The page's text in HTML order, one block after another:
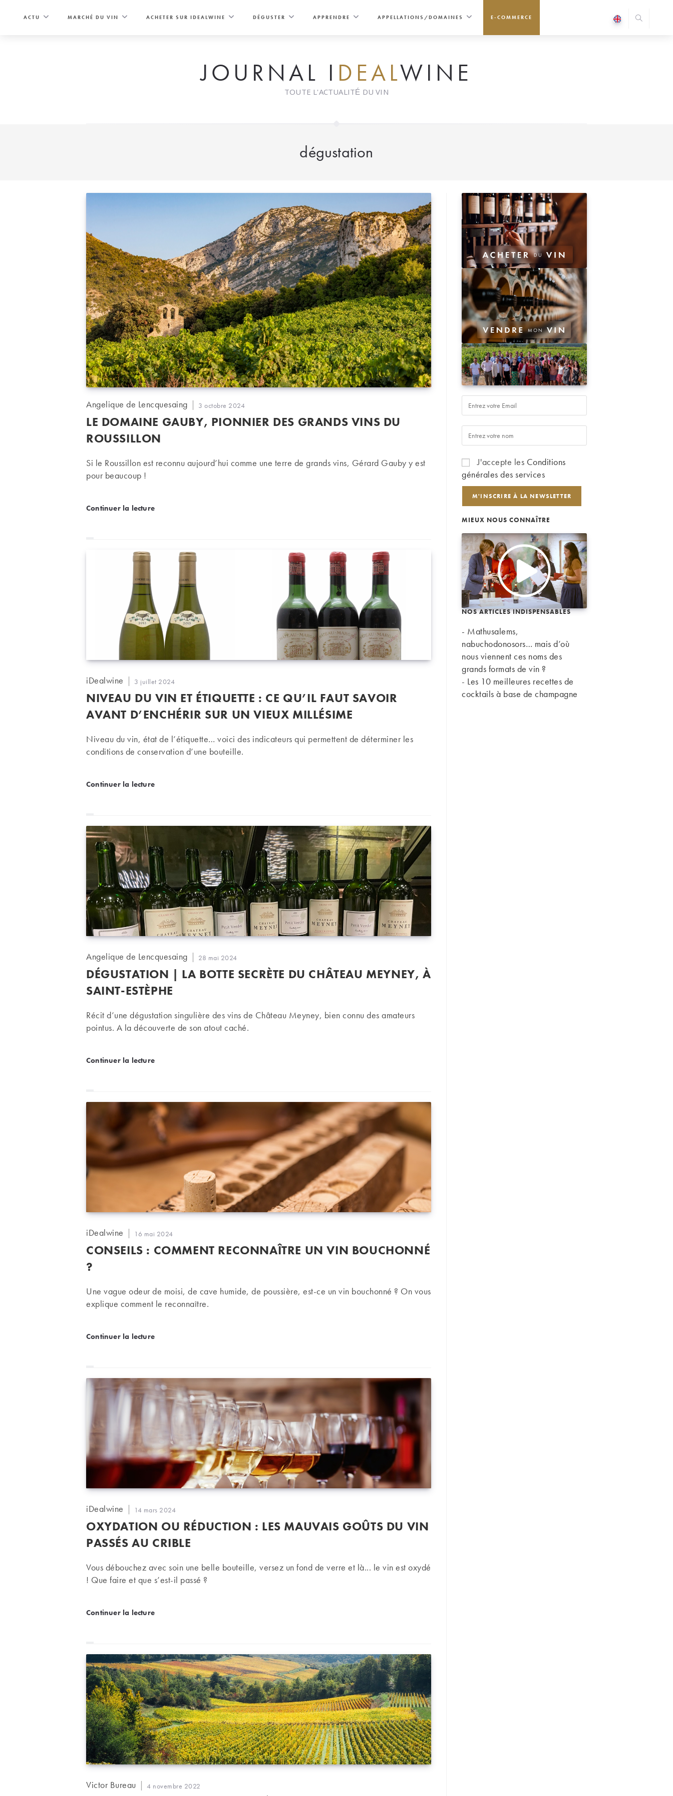
ACTU MARCHÉ DU VIN ACHETER SUR IDEALWINE DÉGUSTER APPRENDRE APPELLATIONS/DOMAINES E-COMMERCE
JOURNAL I DEALWINE
TOUTE L'ACTUALITÉ DU VIN
dégustation
Auteur/autrice
la
publication :
Angelique de Lencquesaing
Publication
3 octobre 2024
LE DOMAINE GAUBY, PIONNIER DES GRANDS VINS DU
ROUSSILLON
Si le Roussillon est reconnu aujourd’hui comme une terre de grands vins, Gérard Gauby y est
pour beaucoup !
Continuer la lectureLe domaine Gauby, pionnier des grands vins du Roussillon
Auteur/autrice
la
publication :
iDealwine
Publication
3 juillet 2024
NIVEAU DU VIN ET ÉTIQUETTE : CE QU’IL FAUT SAVOIR
AVANT D’ENCHÉRIR SUR UN VIEUX MILLÉSIME
Niveau du vin, état de l’étiquette… voici des indicateurs qui permettent de déterminer les
conditions de conservation d’une bouteille.
Continuer la lectureNiveau du vin et étiquette : ce qu’il faut savoir avant d’enchérir sur un vieux millésime
Auteur/autrice
la
publication :
Angelique de Lencquesaing
Publication
28 mai 2024
DÉGUSTATION | LA BOTTE SECRÈTE DU CHÂTEAU MEYNEY, À
SAINT-ESTÈPHE
Récit d’une dégustation singulière des vins de Château Meyney, bien connu des amateurs
pointus. A la découverte de son atout caché.
Continuer la lectureDégustation | La botte secrète du Château Meyney, à Saint-Estèphe
Auteur/autrice
la
publication :
iDealwine
Publication
16 mai 2024
CONSEILS : COMMENT RECONNAÎTRE UN VIN BOUCHONNÉ
?
Une vague odeur de moisi, de cave humide, de poussière, est-ce un vin bouchonné ? On vous
explique comment le reconnaître.
Continuer la lectureConseils : comment reconnaître un vin bouchonné ?
Auteur/autrice
la
publication :
iDealwine
Publication
14 mars 2024
OXYDATION OU RÉDUCTION : LES MAUVAIS GOÛTS DU VIN
PASSÉS AU CRIBLE
Vous débouchez avec soin une belle bouteille, versez un fond de verre et là... le vin est oxydé
! Que faire et que s’est-il passé ?
Continuer la lectureOxydation ou réduction : les mauvais goûts du vin passés au crible
Auteur/autrice
Victor Bureau
Publication
4 novembre 2022
J'accepte les Conditions
générales des services
MIEUX NOUS CONNAÎTRE
NOS ARTICLES INDISPENSABLES
- Mathusalems,
nabuchodonosors… mais d’où
nous viennent ces noms des
grands formats de vin ?
- Les 10 meilleures recettes de
cocktails à base de champagne